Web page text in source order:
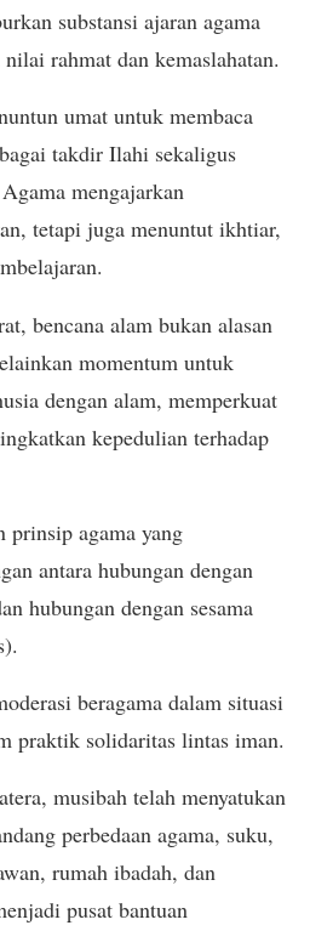
substansi ajaran agama
rahmat dan kemaslahatan.
umat untuk membaca
takdir Ilahi sekaligus
mengajarkan
tetapi juga menuntut ikhtiar,
bencana alam bukan alasan
momentum untuk
dengan alam, memperkuat
kepedulian terhadap
prinsip agama yang
antara hubungan dengan
hubungan dengan sesama
beragama dalam situasi
praktik solidaritas lintas iman.
musibah telah menyatukan
perbedaan agama, suku,
rumah ibadah, dan
pusat bantuan